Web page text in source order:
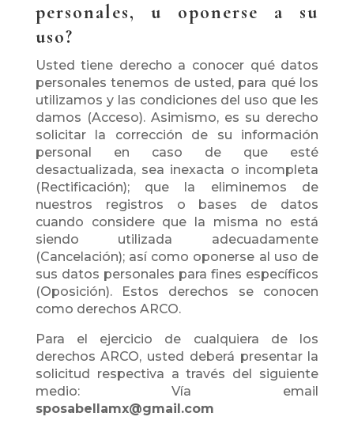
personales, u oponerse a su
uso?
Usted tiene derecho a conocer qué datos
personales tenemos de usted, para qué los
utilizamos y las condiciones del uso que les
damos (Acceso). Asimismo, es su derecho
solicitar la corrección de su información
personal en caso de que esté
desactualizada, sea inexacta o incompleta
(Rectificación); que la eliminemos de
nuestros registros o bases de datos
cuando considere que la misma no está
siendo utilizada adecuadamente
(Cancelación); así como oponerse al uso de
sus datos personales para fines específicos
(Oposición). Estos derechos se conocen
como derechos ARCO.
Para el ejercicio de cualquiera de los
derechos ARCO, usted deberá presentar la
solicitud respectiva a través del siguiente
medio: Vía email
sposabellamx@gmail.com